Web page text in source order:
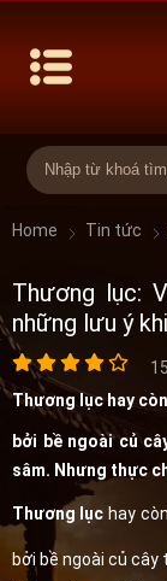
Home Tin tức
Thương lục:
những lưu ý
Thương lục hay
bởi bề ngoài củ
sâm. Nhưng thực
Thương lục hay
bởi bề ngoài củ cây